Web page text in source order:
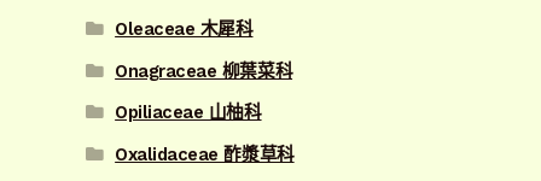
Oleaceae 木犀科
Onagraceae 柳葉菜科
Opiliaceae 山柚科
Oxalidaceae 酢漿草科